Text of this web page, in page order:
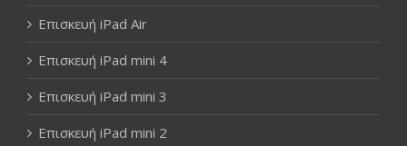
Επισκευή iPad Air
Επισκευή iPad mini 4
Επισκευή iPad mini 3
Επισκευή iPad mini 2